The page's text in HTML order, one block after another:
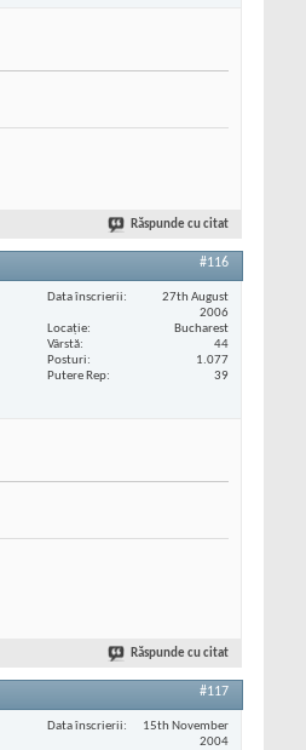
Răspunde cu citat
#116
Data înscrierii
27th August
2006
Locaţie
Bucharest
Vârstă
44
Posturi
1.077
Putere Rep
39
Răspunde cu citat
#117
Data înscrierii
15th November
2004